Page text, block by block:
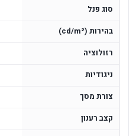
סוג פנל
בהירות (cd/m²)
רזולוציה
ניגודיות
צורת מסך
קצב רענון